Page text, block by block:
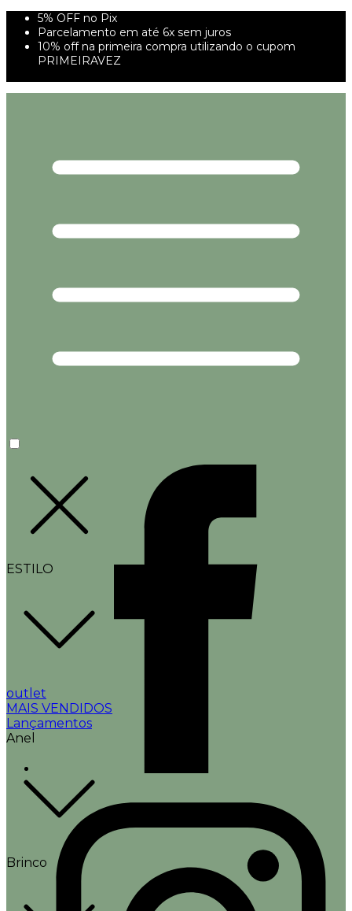
5% OFF no Pix
Parcelamento em até 6x sem juros
10% off na primeira compra utilizando o cupom
PRIMEIRAVEZ
ESTILO
outlet
MAIS VENDIDOS
Lançamentos
Anel
Brinco